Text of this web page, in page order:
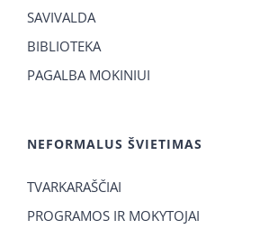
SAVIVALDA
BIBLIOTEKA
PAGALBA MOKINIUI
NEFORMALUS ŠVIETIMAS
TVARKARAŠČIAI
PROGRAMOS IR MOKYTOJAI